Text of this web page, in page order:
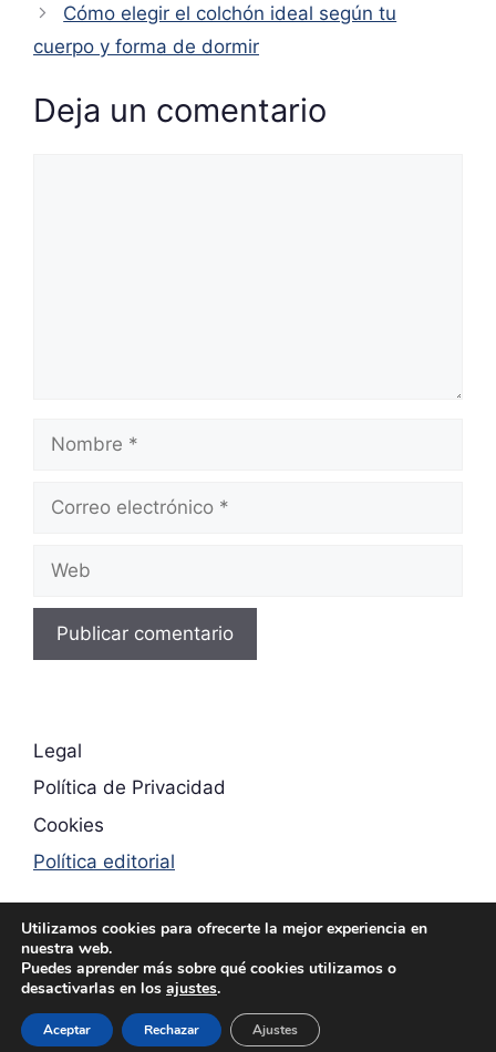
Cómo elegir el colchón ideal según tu
cuerpo y forma de dormir
Deja un comentario
electrónico
Legal
Política de Privacidad
Cookies
Política editorial
© 2026 Colchones.org • Creado con
Utilizamos cookies para ofrecerte la mejor experiencia en
nuestra web.
Puedes aprender más sobre qué cookies utilizamos o
desactivarlas en los ajustes.
Aceptar Rechazar Ajustes